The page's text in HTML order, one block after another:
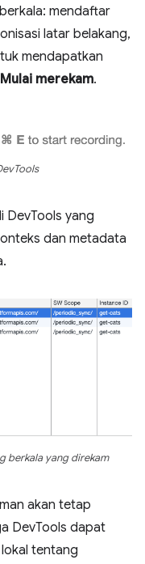
mendaftar
latar belakang,
mendapatkan
Mulai merekam.
DevTools yang
dan metadata
berkala yang direkam
akan tetap
DevTools dapat
tentang